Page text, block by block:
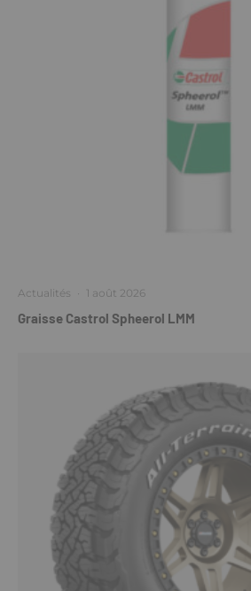
Actualités · 1 août 2026
Graisse Castrol Spheerol LMM